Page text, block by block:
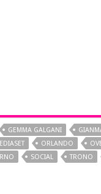
GEMMA GALGANI
ORLANDO
SOCIAL TRONO